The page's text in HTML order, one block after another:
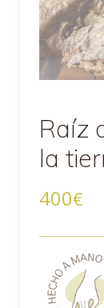
Raíz
la
400€